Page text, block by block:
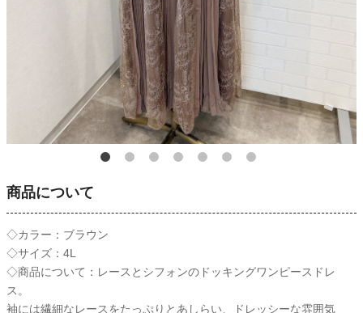
商品について
◇カラー：ブラウン
◇サイズ：4L
◇商品について：レースとシフォンのドッキングワンピースドレ
ス。
袖には繊細なレースをたっぷりとあしらい、ドレッシーな雰囲気